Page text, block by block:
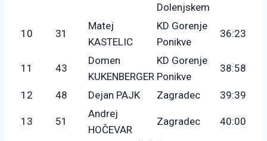
Dolenjskem
10 31
Matej
KASTELIC
KD Gorenje
Ponikve
36:23
11 43
Domen
KUKENBERGER
KD Gorenje
Ponikve
38:58
12 48 Dejan PAJK Zagradec 39:39
13 51
Andrej
HOČEVAR
Zagradec 40:00